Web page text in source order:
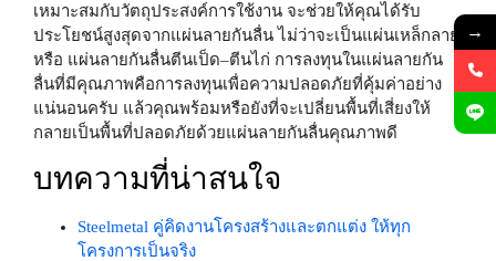
เหมาะสมกับวัตถุประสงค์การใช้งาน จะช่วยให้คุณได้รับ
ประโยชน์สูงสุดจากแผ่นลายกันลื่น ไม่ว่าจะเป็นแผ่นเหล็กลาย
หรือ แผ่นลายกันลื่นตีนเป็ด–ตีนไก่ การลงทุนในแผ่นลายกัน
ลื่นที่มีคุณภาพคือการลงทุนเพื่อความปลอดภัยที่คุ้มค่าอย่าง
แน่นอนครับ แล้วคุณพร้อมหรือยังที่จะเปลี่ยนพื้นที่เสี่ยงให้
กลายเป็นพื้นที่ปลอดภัยด้วยแผ่นลายกันลื่นคุณภาพดี
บทความที่น่าสนใจ
Steelmetal คู่คิดงานโครงสร้างและตกแต่ง ให้ทุก
โครงการเป็นจริง
→